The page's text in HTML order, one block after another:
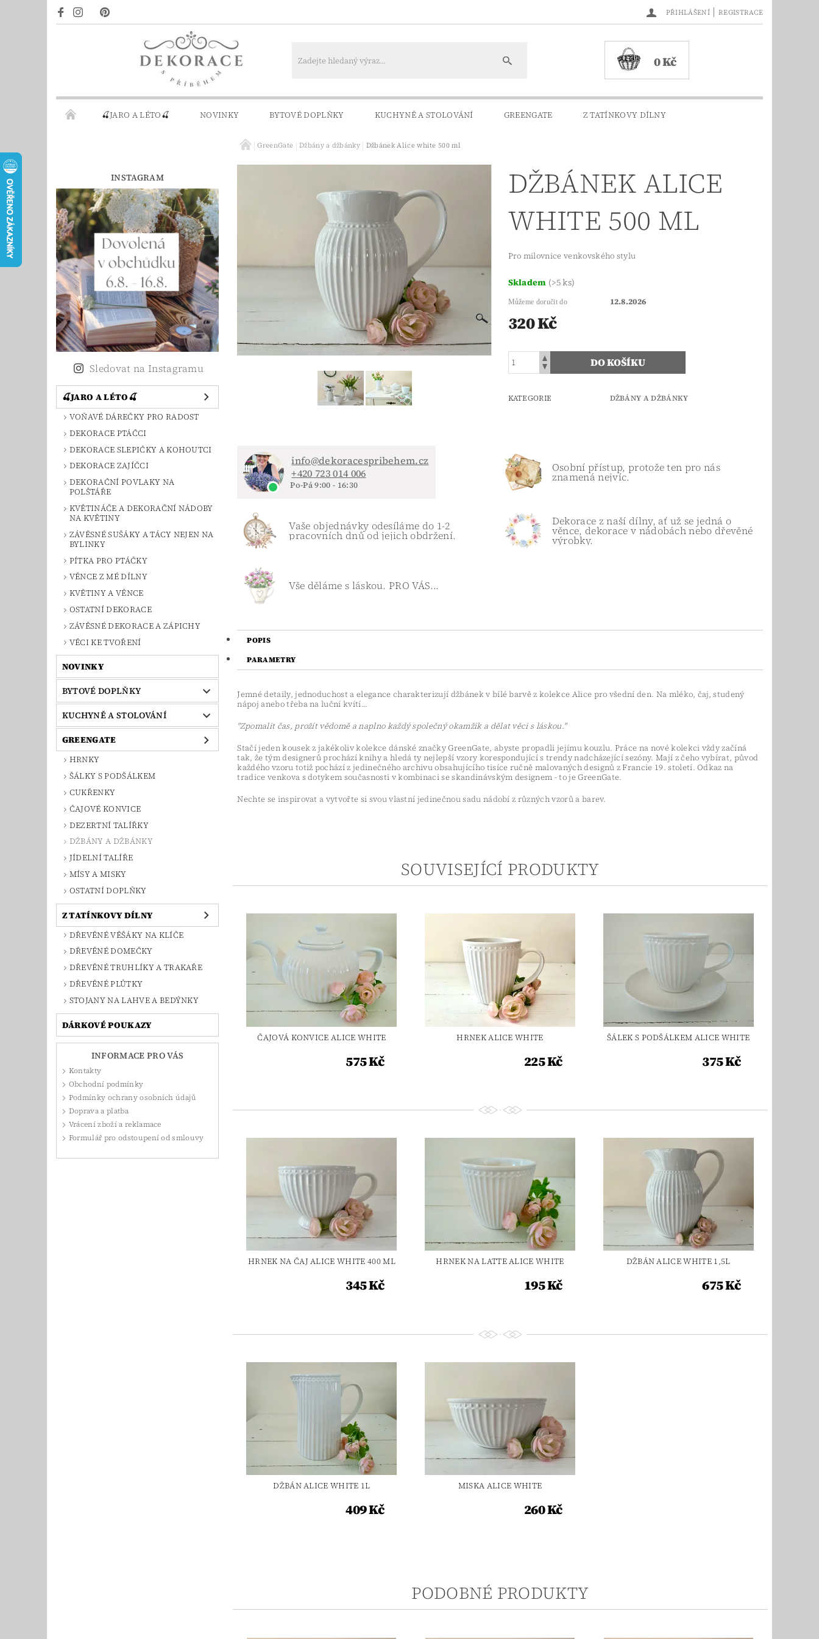
PŘIHLÁŠENÍ | REGISTRACE
0 Kč
🍒JARO A LÉTO🍒 NOVINKY BYTOVÉ DOPLŇKY KUCHYNĚ A STOLOVÁNÍ GREENGATE Z TATÍNKOVY DÍLNY
PRO INSPIRACI KONTAKTY DOPRAVA A PLATBA
INSTAGRAM
Sledovat na Instagramu
🍒JARO A LÉTO🍒
VOŇAVÉ DÁREČKY PRO RADOST
DEKORACE PTÁČCI
DEKORACE SLEPIČKY A KOHOUTCI
DEKORACE ZAJÍČCI
DEKORAČNÍ POVLAKY NA
POLŠTÁŘE
KVĚTINÁČE A DEKORAČNÍ NÁDOBY
NA KVĚTINY
ZÁVĚSNÉ SUŠÁKY A TÁCY NEJEN NA
BYLINKY
PÍTKA PRO PTÁČKY
VĚNCE Z MÉ DÍLNY
KVĚTINY A VĚNCE
OSTATNÍ DEKORACE
ZÁVĚSNÉ DEKORACE A ZÁPICHY
VĚCI KE TVOŘENÍ
NOVINKY
BYTOVÉ DOPLŇKY
KUCHYNĚ A STOLOVÁNÍ
GREENGATE
HRNKY
ŠÁLKY S PODŠÁLKEM
CUKŘENKY
ČAJOVÉ KONVICE
DEZERTNÍ TALÍŘKY
DŽBÁNY A DŽBÁNKY
JÍDELNÍ TALÍŘE
MÍSY A MISKY
OSTATNÍ DOPLŇKY
Z TATÍNKOVY DÍLNY
DŘEVĚNÉ VĚŠÁKY NA KLÍČE
DŘEVĚNÉ DOMEČKY
DŘEVĚNÉ TRUHLÍKY A TRAKAŘE
DŘEVĚNÉ PLŮTKY
STOJANY NA LAHVE A BEDÝNKY
DÁRKOVÉ POUKAZY
INFORMACE PRO VÁS
Kontakty
Obchodní podmínky
Podmínky ochrany osobních údajů
Doprava a platba
Vrácení zboží a reklamace
Formulář pro odstoupení od smlouvy
GreenGate Džbány a džbánky Džbánek Alice white 500 ml
DŽBÁNEK ALICE
WHITE 500 ML
Pro milovnice venkovského stylu
Skladem (>5 ks)
Můžeme doručit do 12.8.2026
320 Kč
KATEGORIE DŽBÁNY A DŽBÁNKY
info@dekoracespribehem.cz
+420 723 014 006
Po-Pá 9:00 - 16:30
Osobní přístup, protože ten pro nás
znamená nejvíc.
Vaše objednávky odesíláme do 1-2
pracovních dnů od jejich obdržení.
Dekorace z naší dílny, ať už se jedná o
věnce, dekorace v nádobách nebo dřevěné
výrobky.
Vše děláme s láskou. PRO VÁS...
POPIS
PARAMETRY
Jemné detaily, jednoduchost a elegance charakterizují džbánek v bílé barvě z kolekce Alice pro všední den. Na mléko, čaj, studený
nápoj anebo třeba na luční kvítí...
"Zpomalit čas, prožít vědomě a naplno každý společný okamžik a dělat věci s láskou."
Stačí jeden kousek z jakékoliv kolekce dánské značky GreenGate, abyste propadli jejímu kouzlu. Práce na nové kolekci vždy začíná
tak, že tým designerů prochází knihy a hledá ty nejlepší vzory korespondující s trendy nadcházející sezóny. Mají z čeho vybírat, původ
každého vzoru totiž pochází z jedinečného archivu obsahujícího tisíce ručně malovaných designů z Francie 19. století. Odkaz na
tradice venkova s dotykem současnosti v kombinaci se skandinávským designem - to je GreenGate.
Nechte se inspirovat a vytvořte si svou vlastní jedinečnou sadu nádobí z různých vzorů a barev.
SOUVISEJÍCÍ PRODUKTY
ČAJOVÁ KONVICE ALICE WHITE
575 Kč
HRNEK ALICE WHITE
225 Kč
ŠÁLEK S PODŠÁLKEM ALICE WHITE
375 Kč
HRNEK NA ČAJ ALICE WHITE 400 ML
345 Kč
HRNEK NA LATTE ALICE WHITE
195 Kč
DŽBÁN ALICE WHITE 1,5L
675 Kč
DŽBÁN ALICE WHITE 1L
409 Kč
MISKA ALICE WHITE
260 Kč
PODOBNÉ PRODUKTY